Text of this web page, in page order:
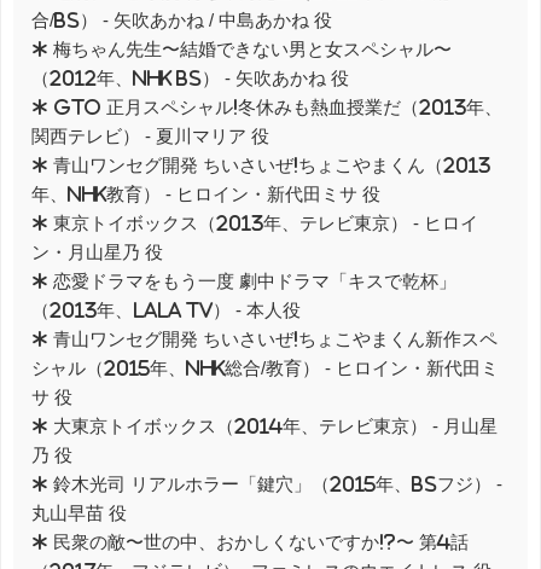
合/BS） - 矢吹あかね / 中島あかね 役
* 梅ちゃん先生〜結婚できない男と女スペシャル〜
（2012年、NHK BS） - 矢吹あかね 役
* GTO 正月スペシャル!冬休みも熱血授業だ（2013年、
関西テレビ） - 夏川マリア 役
* 青山ワンセグ開発 ちいさいぜ!ちょこやまくん（2013
年、NHK教育） - ヒロイン・新代田ミサ 役
* 東京トイボックス（2013年、テレビ東京） - ヒロイ
ン・月山星乃 役
* 恋愛ドラマをもう一度 劇中ドラマ「キスで乾杯」
（2013年、LaLa TV） - 本人役
* 青山ワンセグ開発 ちいさいぜ!ちょこやまくん新作スペ
シャル（2015年、NHK総合/教育） - ヒロイン・新代田ミ
サ 役
* 大東京トイボックス（2014年、テレビ東京） - 月山星
乃 役
* 鈴木光司 リアルホラー「鍵穴」（2015年、BSフジ） -
丸山早苗 役
* 民衆の敵〜世の中、おかしくないですか!?〜 第4話